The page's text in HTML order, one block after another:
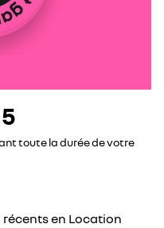
toute la durée de votre
en Location